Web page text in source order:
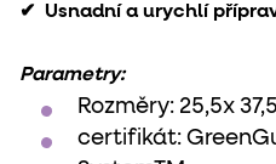
✔ Usnadní a urychlí
Parametry:
Rozměry: 25,5x
certifikát: